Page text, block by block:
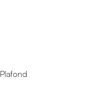
Plafond